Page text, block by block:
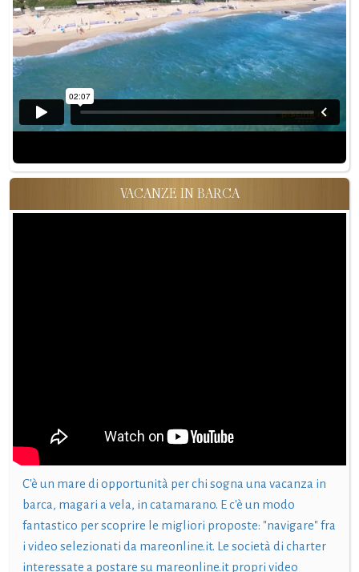
VACANZE IN BARCA
C'è un mare di opportunità per chi sogna una vacanza in
barca, magari a vela, in catamarano. E c'è un modo
fantastico per scoprire le migliori proposte: "navigare" fra
i video selezionati da mareonline.it. Le società di charter
interessate a postare su mareonline.it propri video